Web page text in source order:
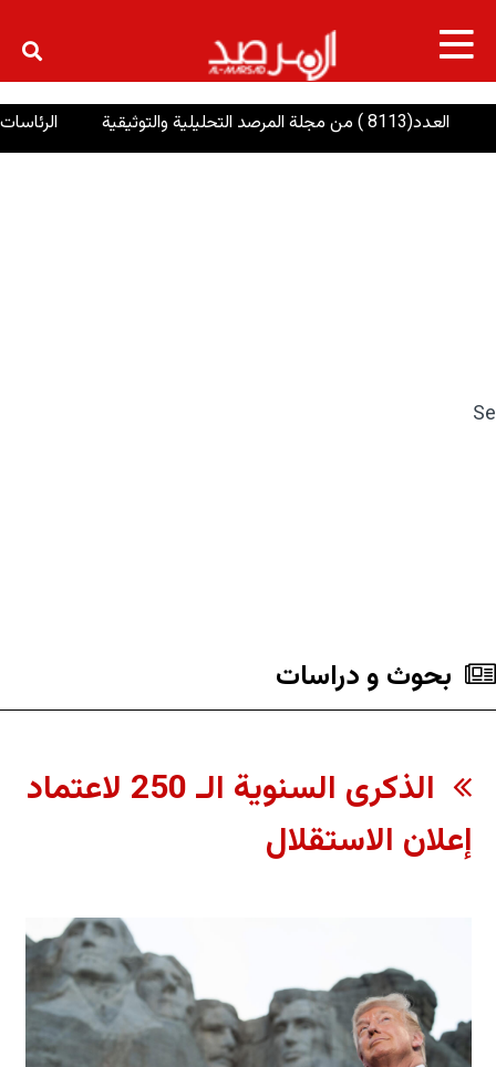
× الرئاسات:
بحوث و دراسات
الذكرى السنوية الـ 250 لاعتماد
إعلان الاستقلال